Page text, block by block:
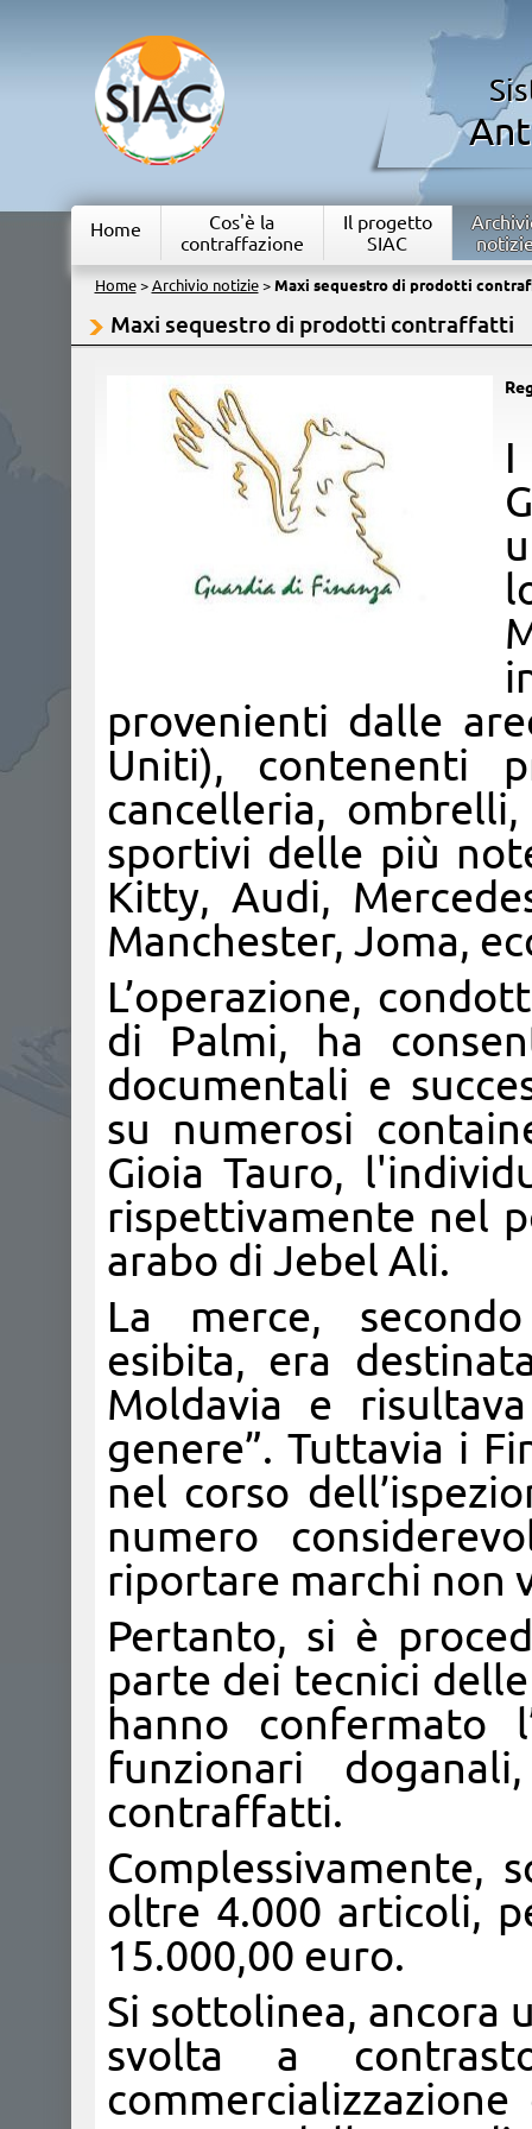
Home
Cos'è la
contraffazione
Il progetto
SIAC
Home> Archivio notizie> Maxi sequestro di prodotti
Maxi sequestro di prodotti contraffatti
​I
provenienti dalle
Uniti), contenenti
cancelleria,
sportivi delle più
Kitty, Audi,
Manchester, Joma,
L’operazione,
di Palmi, ha
documentali e
su numerosi
Gioia Tauro,
rispettivamente nel
arabo di Jebel Ali.
La merce,
esibita, era
Moldavia e
genere”. Tuttavia i
nel corso
numero
riportare marchi non
Pertanto, si è
parte dei tecnici
hanno confermato
funzionari
contraffatti.
Complessivamente,
oltre 4.000 articoli,
15.000,00 euro.
Si sottolinea, ancora
svolta a